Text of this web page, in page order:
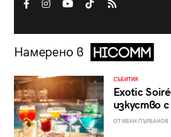
Намерено в
СЪБИТИЯ
Exotic
изкуство
ОТ ИВАН ПЪРВАНОВ